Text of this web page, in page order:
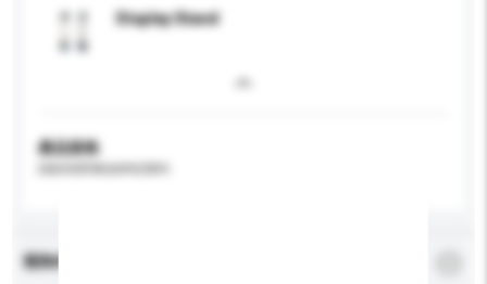
Display Stand
產品規格
查詢內容